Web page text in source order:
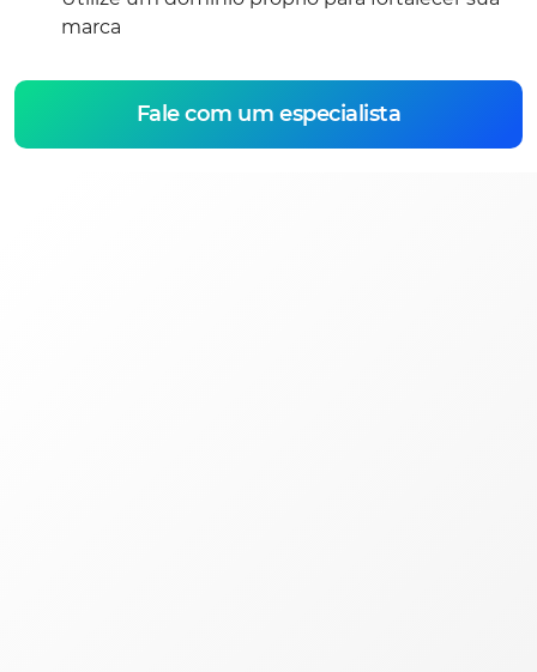
marca
Fale com um especialista